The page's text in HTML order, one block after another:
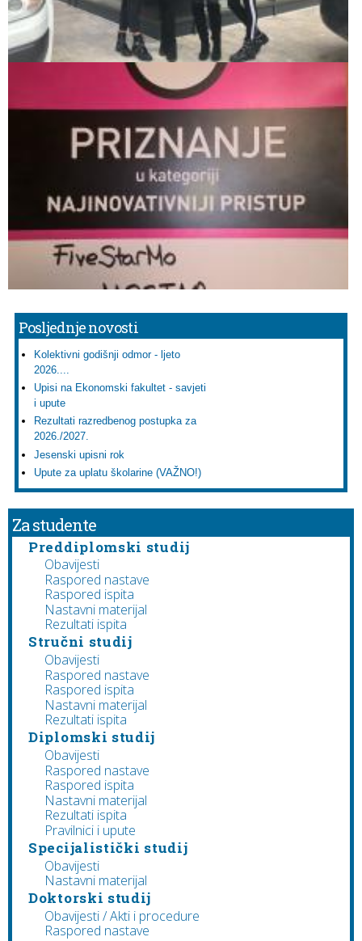
Posljednje novosti
Kolektivni godišnji odmor - ljeto
2026....
Upisi na Ekonomski fakultet - savjeti
i upute
Rezultati razredbenog postupka za
2026./2027.
Jesenski upisni rok
Upute za uplatu školarine (VAŽNO!)
Za studente
Preddiplomski studij
Obavijesti
Raspored nastave
Raspored ispita
Nastavni materijal
Rezultati ispita
Stručni studij
Obavijesti
Raspored nastave
Raspored ispita
Nastavni materijal
Rezultati ispita
Diplomski studij
Obavijesti
Raspored nastave
Raspored ispita
Nastavni materijal
Rezultati ispita
Pravilnici i upute
Specijalistički studij
Obavijesti
Nastavni materijal
Doktorski studij
Obavijesti / Akti i procedure
Raspored nastave